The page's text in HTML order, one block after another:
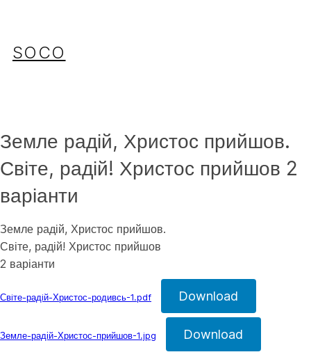
SOCO
Земле радій, Христос прийшов.
Світе, радій! Христос прийшов 2
варіанти
Земле радій, Христос прийшов.
Світе, радій! Христос прийшов
2 варіанти
Свiте-радiй-Христос-родивсь-1.pdf Download
Земле-радій-Христос-прийшов-1.jpg Download